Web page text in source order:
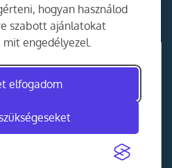
hogyan használod
szabott ajánlatokat
engedélyezel.
elfogadom
Partner Belépés